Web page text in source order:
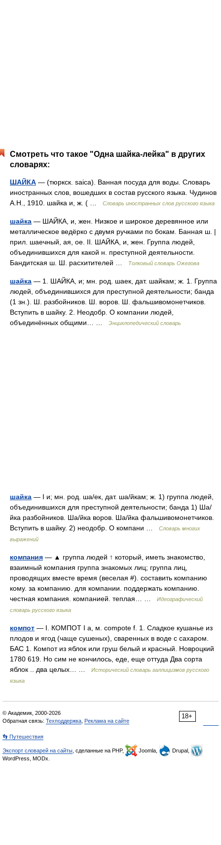
Смотреть что такое "Одна шайка-лейка" в других
словарях:
ШАЙКА — (тюркск. saica). Ванная посуда для воды. Словарь
иностранных слов, вошедших в состав русского языка. Чудинов
А.Н., 1910. шайка и, ж. ( …
Словарь иностранных слов русского языка
шайка — ШАЙКА, и, жен. Низкое и широкое деревянное или
металлическое ведёрко с двумя ручками по бокам. Банная ш. |
прил. шаечный, ая, ое. II. ШАЙКА, и, жен. Группа людей,
объединившихся для какой н. преступной деятельности.
Бандитская ш. Ш. расхитителей …
Толковый словарь Ожегова
шайка — 1. ШАЙКА, и; мн. род. шаек, дат. шайкам; ж. 1. Группа
людей, объединившихся для преступной деятельности; банда
(1 зн.). Ш. разбойников. Ш. воров. Ш. фальшивомонетчиков.
Вступить в шайку. 2. Неодобр. О компании людей,
объединённых общими… …
Энциклопедический словарь
шайка — I и; мн. род. ша/ек, дат. ша/йкам; ж. 1) группа людей,
объединившихся для преступной деятельности; банда 1) Ша/
йка разбойников. Ша/йка воров. Ша/йка фальшивомонетчиков.
Вступить в шайку. 2) неодобр. О компани …
Словарь многих
выражений
компания — ▲ группа людей ↑ который, иметь знакомство,
взаимный компания группа знакомых лиц; группа лиц,
проводящих вместе время (веселая #). составить компанию
кому. за компанию. для компании. поддержать компанию.
честная компания. компанией. теплая… …
Идеографический
словарь русского языка
компот — I. КОМПОТ I а, м. compote f. 1. Сладкое кушанье из
плодов и ягод (чаще сушеных), сваренных в воде с сахаром.
БАС 1. Компот из яблок или груш белый и красный. Новроцкий
1780 619. Но сим не кончилось, еде, еще оттуда Два сорта
яблок .. два целых… …
Исторический словарь галлицизмов русского
языка
18+
© Академик, 2000-2026
Обратная связь: Техподдержка Реклама на сайте
👣 Путешествия
Экспорт словарей на сайты , сделанные на PHP, Joomla,
Drupal,
WordPress, MODx.